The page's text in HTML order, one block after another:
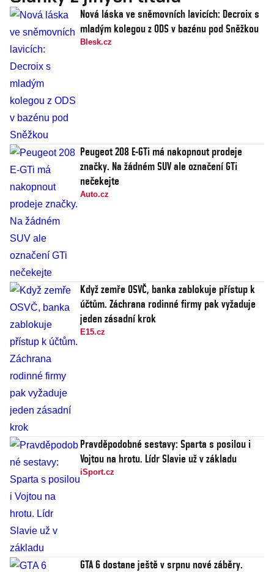
Nová láska ve sněmovních lavicích: Decroix s
mladým kolegou z ODS v bazénu pod Sněžkou
Blesk.cz
Peugeot 208 E-GTi má nakopnout prodeje
značky. Na žádném SUV ale označení GTi
nečekejte
Auto.cz
Když zemře OSVČ, banka zablokuje přístup k
účtům. Záchrana rodinné firmy pak vyžaduje
jeden zásadní krok
E15.cz
Pravděpodobné sestavy: Sparta s posilou i
Vojtou na hrotu. Lídr Slavie už v základu
iSport.cz
GTA 6 dostane ještě v srpnu nové záběry.